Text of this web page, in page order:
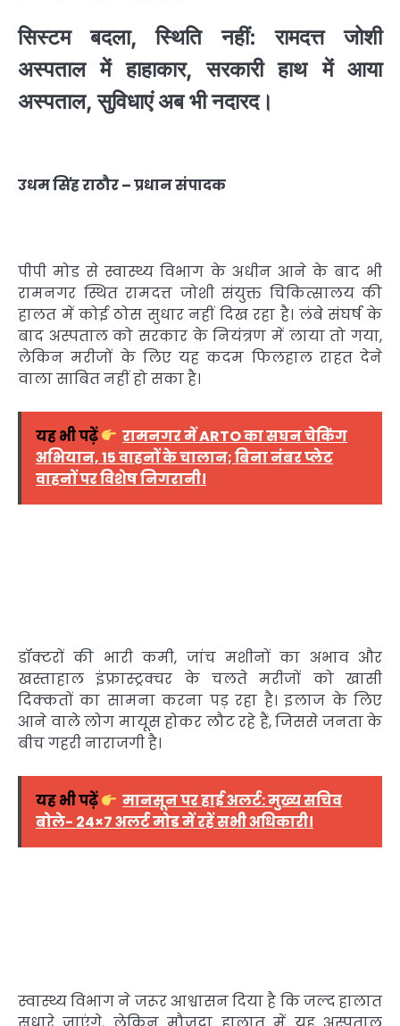
सिस्टम बदला, स्थिति नहीं: रामदत्त जोशी
अस्पताल में हाहाकार, सरकारी हाथ में आया
अस्पताल, सुविधाएं अब भी नदारद।
उधम सिंह राठौर – प्रधान संपादक
पीपी मोड से स्वास्थ्य विभाग के अधीन आने के बाद भी
रामनगर स्थित रामदत्त जोशी संयुक्त चिकित्सालय की
हालत में कोई ठोस सुधार नहीं दिख रहा है। लंबे संघर्ष के
बाद अस्पताल को सरकार के नियंत्रण में लाया तो गया,
लेकिन मरीजों के लिए यह कदम फिलहाल राहत देने
वाला साबित नहीं हो सका है।
यह भी पढ़ें
रामनगर में ARTO का सघन चेकिंग
अभियान, 15 वाहनों के चालान; बिना नंबर प्लेट
वाहनों पर विशेष निगरानी।
डॉक्टरों की भारी कमी, जांच मशीनों का अभाव और
खस्ताहाल इंफ्रास्ट्रक्चर के चलते मरीजों को खासी
दिक्कतों का सामना करना पड़ रहा है। इलाज के लिए
आने वाले लोग मायूस होकर लौट रहे हैं, जिससे जनता के
बीच गहरी नाराजगी है।
यह भी पढ़ें
मानसून पर हाई अलर्ट: मुख्य सचिव
बोले- 24×7 अलर्ट मोड में रहें सभी अधिकारी।
स्वास्थ्य विभाग ने जरूर आश्वासन दिया है कि जल्द हालात